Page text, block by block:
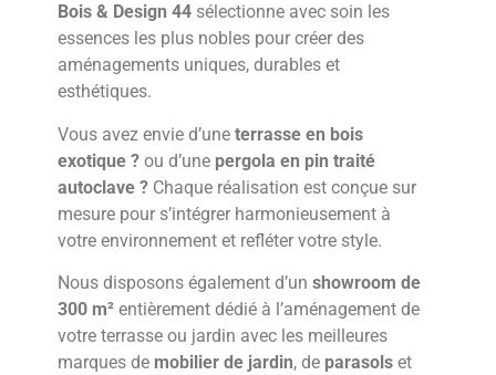
Bois & Design 44 sélectionne avec soin les
essences les plus nobles pour créer des
aménagements uniques, durables et
esthétiques.
Vous avez envie d’une terrasse en bois
exotique ? ou d’une pergola en pin traité
autoclave ? Chaque réalisation est conçue sur
mesure pour s’intégrer harmonieusement à
votre environnement et refléter votre style.
Nous disposons également d’un showroom de
300 m² entièrement dédié à l’aménagement de
votre terrasse ou jardin avec les meilleures
marques de mobilier de jardin, de parasols et